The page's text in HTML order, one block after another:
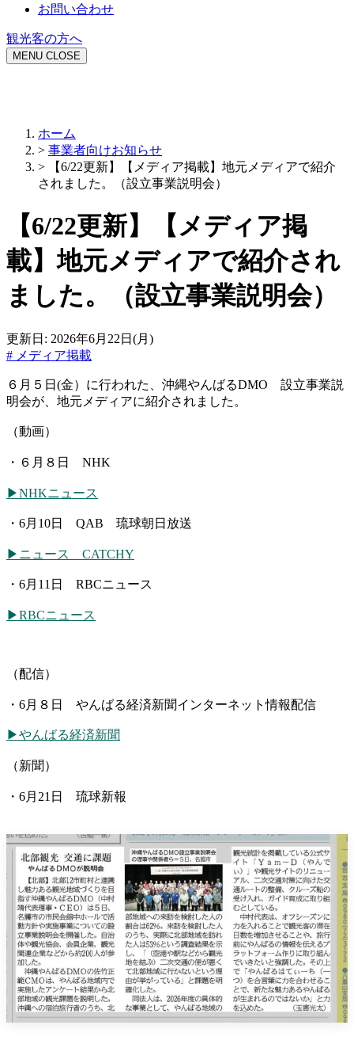
お問い合わせ
観光客の方へ
MENU CLOSE
ホーム
> 事業者向けお知らせ
>
【6/22更新】【メディア掲載】地元メディアで紹介
されました。（設立事業説明会）
【6/22更新】【メディア掲
載】地元メディアで紹介され
ました。（設立事業説明会）
更新日: 2026年6月22日(月)
# メディア掲載
６月５日(金）に行われた、沖縄やんばるDMO 設立事業説
明会が、地元メディアに紹介されました。
（動画）
・６月８日 NHK
▶NHKニュース
・6月10日 QAB 琉球朝日放送
▶ニュース CATCHY
・6月11日 RBCニュース
▶RBCニュース
（配信）
・6月８日 やんばる経済新聞インターネット情報配信
▶やんばる経済新聞
（新聞）
・6月21日 琉球新報